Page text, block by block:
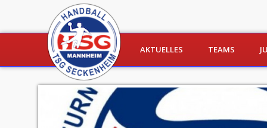
Zum Inhalt springen
AKTUELLES
SPIELBERICHTE
TERMINE
TEAMS
MÄNNER 2